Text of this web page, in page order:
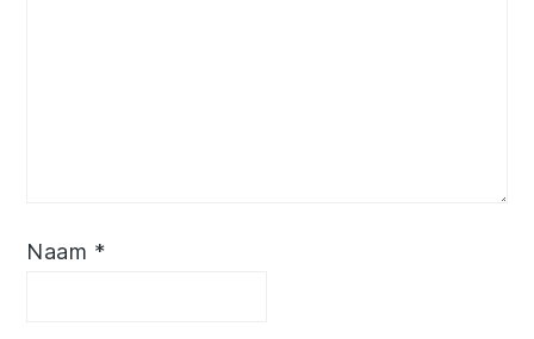
Naam *